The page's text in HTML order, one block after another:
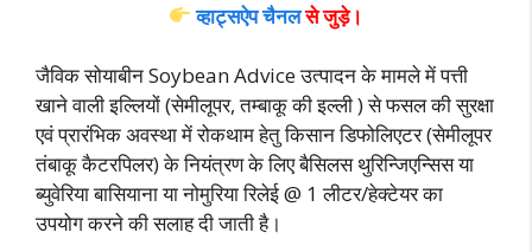
व्हाट्सऐप चैनलसे जुड़े।
जैविक सोयाबीन Soybean Advice उत्पादन के मामले में पत्ती
खाने वाली इल्लियों (सेमीलूपर, तम्बाकू की इल्ली ) से फसल की सुरक्षा
एवं प्रारंभिक अवस्था में रोकथाम हेतु किसान डिफोलिएटर (सेमीलूपर
तंबाकू कैटरपिलर) के नियंत्रण के लिए बैसिलस थुरिन्जिएन्सिस या
ब्युवेरिया बासियाना या नोमुरिया रिलेई @ 1 लीटर/हेक्टेयर का
उपयोग करने की सलाह दी जाती है।